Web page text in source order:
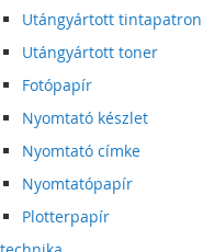
Utángyártott tintapatron
Utángyártott toner
Fotópapír
Nyomtató készlet
Nyomtató címke
Nyomtatópapír
Plotterpapír